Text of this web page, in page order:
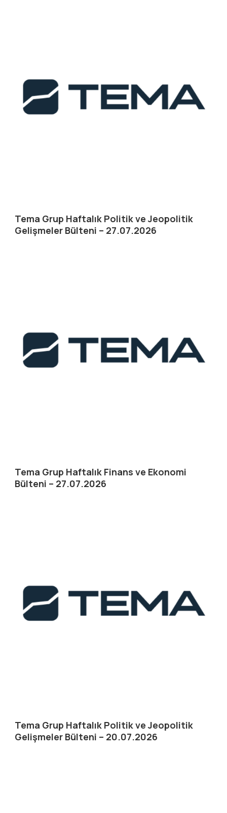
Tema Grup Haftalık Politik ve Jeopolitik
Gelişmeler Bülteni – 27.07.2026
Tema Grup Haftalık Finans ve Ekonomi
Bülteni – 27.07.2026
Tema Grup Haftalık Politik ve Jeopolitik
Gelişmeler Bülteni – 20.07.2026